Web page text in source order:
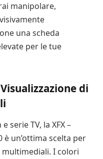
manipolare,
una scheda
per le tue
di
serie TV, la XFX –
è un’ottima scelta per
multimediali. I colori